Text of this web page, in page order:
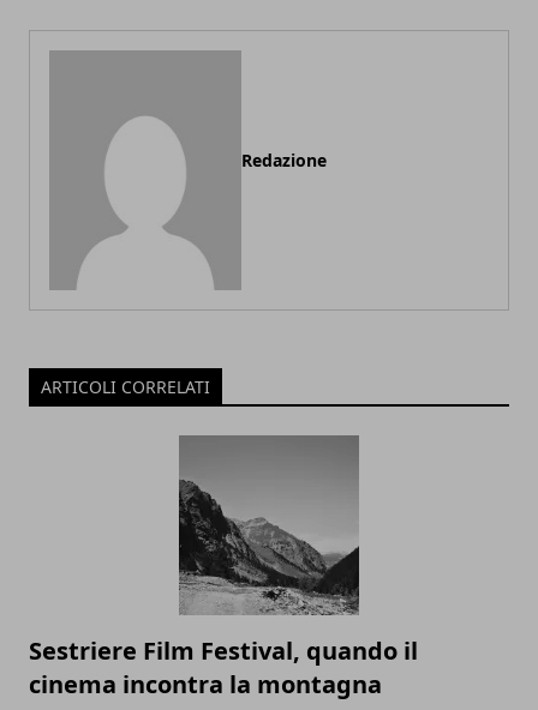
Redazione
ARTICOLI CORRELATI
Sestriere Film Festival, quando il
cinema incontra la montagna